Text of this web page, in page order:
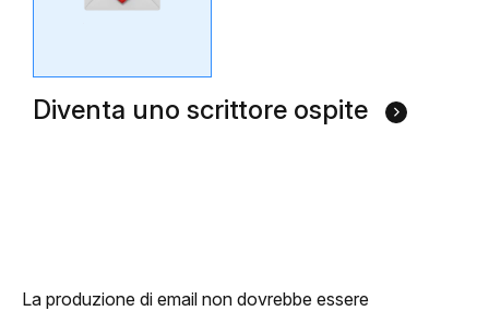
Diventa uno scrittore ospite
La produzione di email non dovrebbe essere